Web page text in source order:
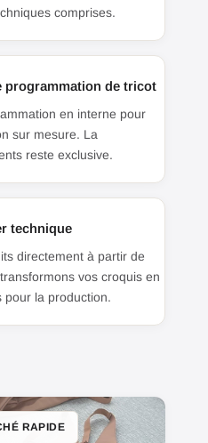
comprises.
programmation de tricot
en interne pour
sur mesure. La
reste exclusive.
technique
directement à partir de
vos croquis en
pour la production.
RAPIDE